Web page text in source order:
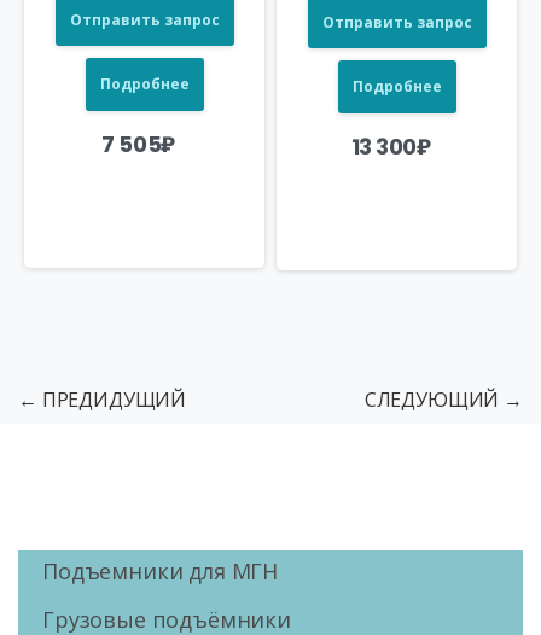
Отправить запрос
Подробнее
7 505₽
Отправить запрос
Подробнее
13 300₽
← ПРЕДИДУЩИЙ СЛЕДУЮЩИЙ →
Подъемники для МГН
Грузовые подъёмники